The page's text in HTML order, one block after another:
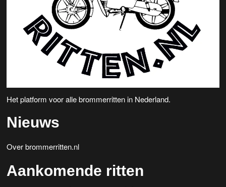
Het platform voor alle brommerritten in Nederland.
Nieuws
Over brommerritten.nl
Aankomende ritten